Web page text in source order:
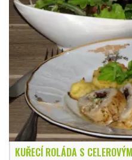
KUŘECÍ ROLÁDA S